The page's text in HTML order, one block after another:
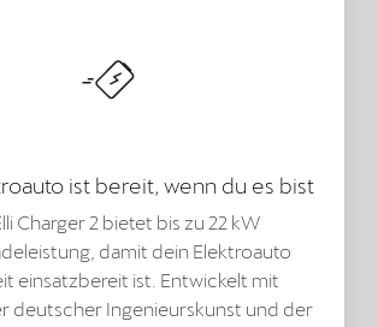
ist bereit, wenn du es bist
Charger 2 bietet bis zu 22 kW
damit dein Elektroauto
einsatzbereit ist. Entwickelt mit
deutscher Ingenieurskunst und der